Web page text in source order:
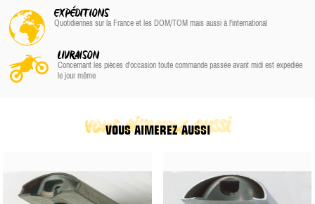
EXPÉDITIONS
Quotidiennes sur la Franceet les DOM/TOM mais aussi à l'international
LIVRAISON
Concernant les pièces d'occasion toute commande passée avant midi est expediée
le jour même
VOUS AIMEREZ AUSSI
vous aimerez aussi